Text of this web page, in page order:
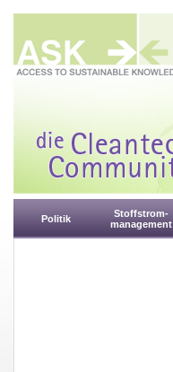
Politik
Stoffstrom-
management